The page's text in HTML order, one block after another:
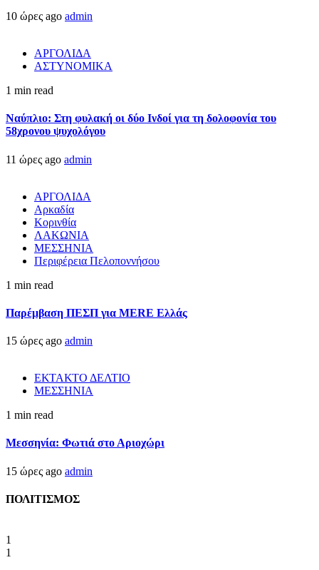
10 ώρες ago admin
ΑΡΓΟΛΙΔΑ
ΑΣΤΥΝΟΜΙΚΑ
1 min read
Ναύπλιο: Στη φυλακή οι δύο Ινδοί για τη δολοφονία του
58χρονου ψυχολόγου
11 ώρες ago admin
ΑΡΓΟΛΙΔΑ
Αρκαδία
Κορινθία
ΛΑΚΩΝΙΑ
ΜΕΣΣΗΝΙΑ
Περιφέρεια Πελοποννήσου
1 min read
Παρέμβαση ΠΕΣΠ για MERE Ελλάς
15 ώρες ago admin
ΕΚΤΑΚΤΟ ΔΕΛΤΙΟ
ΜΕΣΣΗΝΙΑ
1 min read
Μεσσηνία: Φωτιά στο Αριοχώρι
15 ώρες ago admin
ΠΟΛΙΤΙΣΜΟΣ
1
1